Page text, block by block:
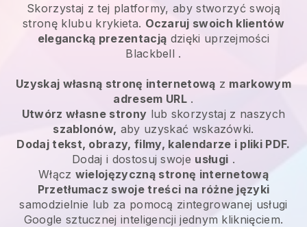
Skorzystaj z tej platformy, aby stworzyć swoją
stronę klubu krykieta. Oczaruj swoich klientów
elegancką prezentacją dzięki uprzejmości
Blackbell .
Uzyskaj własną stronę internetową z markowym
adresem URL.
Utwórz własne strony lub skorzystaj z naszych
szablonów, aby uzyskać wskazówki.
Dodaj tekst, obrazy, filmy, kalendarze i pliki PDF.
Dodaj i dostosuj swoje usługi .
Włącz wielojęzyczną stronę internetową
Przetłumacz swoje treści na różne języki
samodzielnie lub za pomocą zintegrowanej usługi
Google sztucznej inteligencji jednym kliknięciem.